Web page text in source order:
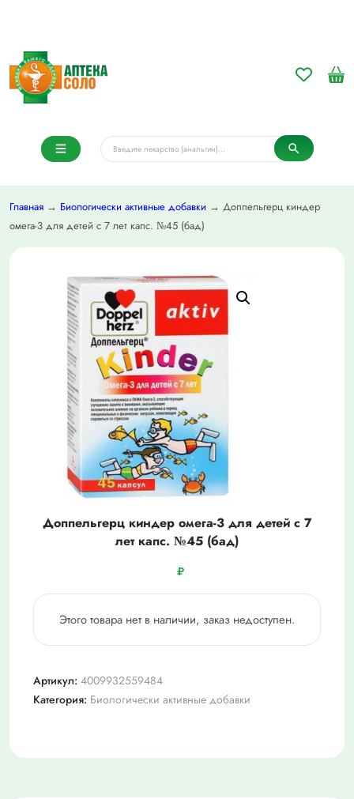
Главная → Биологически активные добавки → Доппельгерц киндер
омега-3 для детей с 7 лет капс. №45 (бад)
Доппельгерц киндер омега-3 для детей с 7
лет капс. №45 (бад)
₽
Этого товара нет в наличии, заказ недоступен.
Артикул: 4009932559484
Категория: Биологически активные добавки